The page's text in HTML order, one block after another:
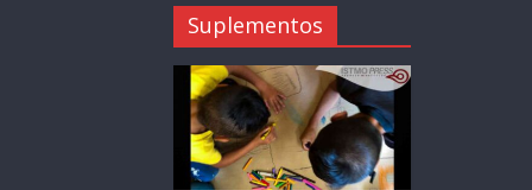
Suplementos